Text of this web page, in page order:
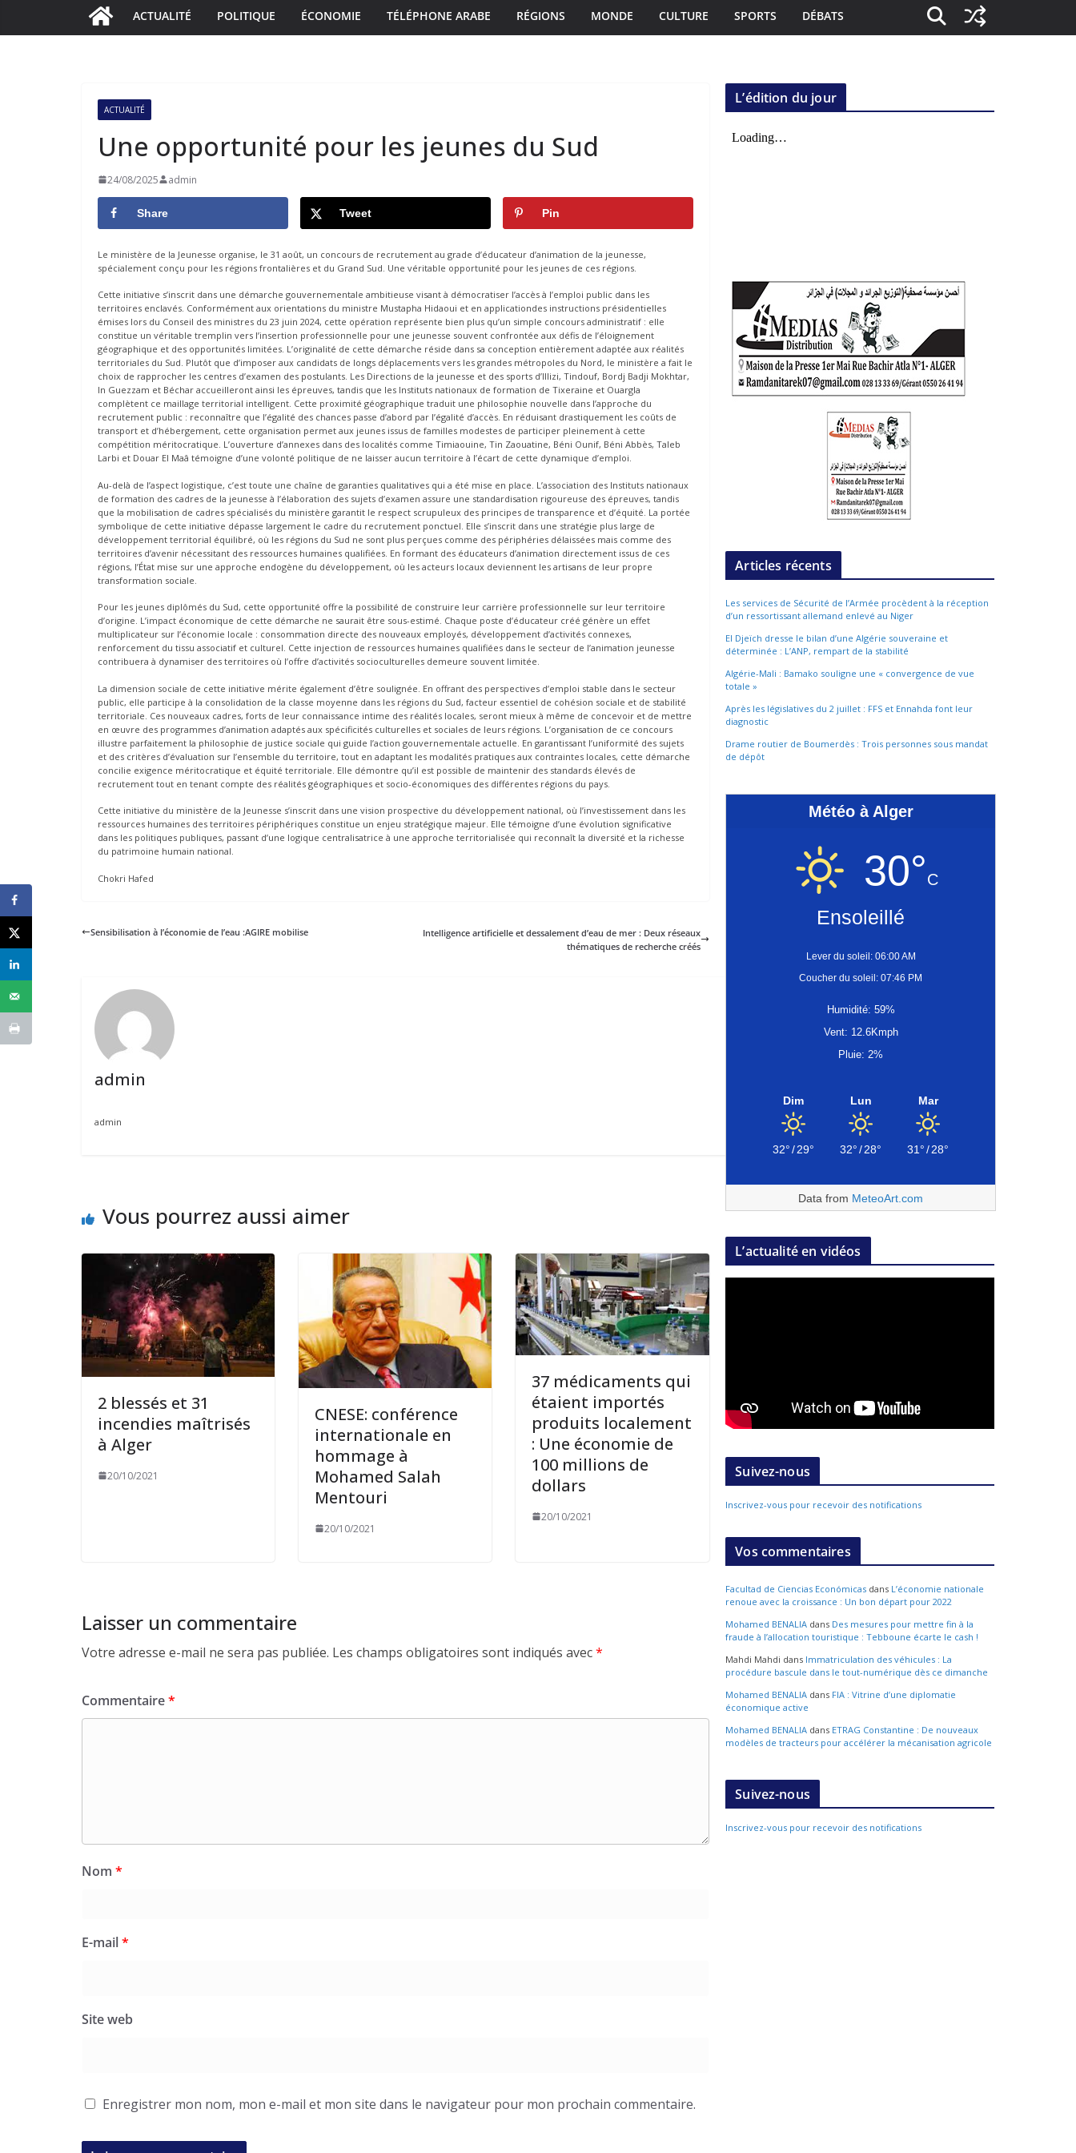
ACTUALITÉ POLITIQUE ÉCONOMIE TÉLÉPHONE ARABE RÉGIONS MONDE CULTURE SPORTS DÉBATS
ACTUALITÉ
Une opportunité pour les jeunes du Sud
24/08/2025 admin
Share Tweet Pin
Le ministère de la Jeunesse organise, le 31 août, un concours de recrutement au grade d’éducateur d’animation de la jeunesse,
spécialement conçu pour les régions frontalières et du Grand Sud. Une véritable opportunité pour les jeunes de ces régions.
Cette initiative s’inscrit dans une démarche gouvernementale ambitieuse visant à démocratiser l’accès à l’emploi public dans les
territoires enclavés. Conformément aux orientations du ministre Mustapha Hidaoui et en applicationdes instructions présidentielles
émises lors du Conseil des ministres du 23 juin 2024, cette opération représente bien plus qu’un simple concours administratif : elle
constitue un véritable tremplin vers l’insertion professionnelle pour une jeunesse souvent confrontée aux défis de l’éloignement
géographique et des opportunités limitées. L’originalité de cette démarche réside dans sa conception entièrement adaptée aux réalités
territoriales du Sud. Plutôt que d’imposer aux candidats de longs déplacements vers les grandes métropoles du Nord, le ministère a fait le
choix de rapprocher les centres d’examen des postulants. Les Directions de la jeunesse et des sports d’Illizi, Tindouf, Bordj Badji Mokhtar,
In Guezzam et Béchar accueilleront ainsi les épreuves, tandis que les Instituts nationaux de formation de Tixeraine et Ouargla
complètent ce maillage territorial intelligent. Cette proximité géographique traduit une philosophie nouvelle dans l’approche du
recrutement public : reconnaître que l’égalité des chances passe d’abord par l’égalité d’accès. En réduisant drastiquement les coûts de
transport et d’hébergement, cette organisation permet aux jeunes issus de familles modestes de participer pleinement à cette
compétition méritocratique. L’ouverture d’annexes dans des localités comme Timiaouine, Tin Zaouatine, Béni Ounif, Béni Abbès, Taleb
Larbi et Douar El Maâ témoigne d’une volonté politique de ne laisser aucun territoire à l’écart de cette dynamique d’emploi.
Au-delà de l’aspect logistique, c’est toute une chaîne de garanties qualitatives qui a été mise en place. L’association des Instituts nationaux
de formation des cadres de la jeunesse à l’élaboration des sujets d’examen assure une standardisation rigoureuse des épreuves, tandis
que la mobilisation de cadres spécialisés du ministère garantit le respect scrupuleux des principes de transparence et d’équité. La portée
symbolique de cette initiative dépasse largement le cadre du recrutement ponctuel. Elle s’inscrit dans une stratégie plus large de
développement territorial équilibré, où les régions du Sud ne sont plus perçues comme des périphéries délaissées mais comme des
territoires d’avenir nécessitant des ressources humaines qualifiées. En formant des éducateurs d’animation directement issus de ces
régions, l’État mise sur une approche endogène du développement, où les acteurs locaux deviennent les artisans de leur propre
transformation sociale.
Pour les jeunes diplômés du Sud, cette opportunité offre la possibilité de construire leur carrière professionnelle sur leur territoire
d’origine. L’impact économique de cette démarche ne saurait être sous-estimé. Chaque poste d’éducateur créé génère un effet
multiplicateur sur l’économie locale : consommation directe des nouveaux employés, développement d’activités connexes,
renforcement du tissu associatif et culturel. Cette injection de ressources humaines qualifiées dans le secteur de l’animation jeunesse
contribuera à dynamiser des territoires où l’offre d’activités socioculturelles demeure souvent limitée.
La dimension sociale de cette initiative mérite également d’être soulignée. En offrant des perspectives d’emploi stable dans le secteur
public, elle participe à la consolidation de la classe moyenne dans les régions du Sud, facteur essentiel de cohésion sociale et de stabilité
territoriale. Ces nouveaux cadres, forts de leur connaissance intime des réalités locales, seront mieux à même de concevoir et de mettre
en œuvre des programmes d’animation adaptés aux spécificités culturelles et sociales de leurs régions. L’organisation de ce concours
illustre parfaitement la philosophie de justice sociale qui guide l’action gouvernementale actuelle. En garantissant l’uniformité des sujets
et des critères d’évaluation sur l’ensemble du territoire, tout en adaptant les modalités pratiques aux contraintes locales, cette démarche
concilie exigence méritocratique et équité territoriale. Elle démontre qu’il est possible de maintenir des standards élevés de
recrutement tout en tenant compte des réalités géographiques et socio-économiques des différentes régions du pays.
Cette initiative du ministère de la Jeunesse s’inscrit dans une vision prospective du développement national, où l’investissement dans les
ressources humaines des territoires périphériques constitue un enjeu stratégique majeur. Elle témoigne d’une évolution significative
dans les politiques publiques, passant d’une logique centralisatrice à une approche territorialisée qui reconnaît la diversité et la richesse
du patrimoine humain national.
Chokri Hafed
Sensibilisation à l’économie de l’eau :AGIRE mobilise
Intelligence artificielle et dessalement d’eau de mer : Deux réseaux
thématiques de recherche créés
admin
admin
Vous pourrez aussi aimer
2 blessés et 31
incendies maîtrisés
à Alger
20/10/2021
CNESE: conférence
internationale en
hommage à
Mohamed Salah
Mentouri
20/10/2021
37 médicaments qui
étaient importés
produits localement
: Une économie de
100 millions de
dollars
20/10/2021
Laisser un commentaire
Votre adresse e-mail ne sera pas publiée. Les champs obligatoires sont indiqués avec*
Commentaire*
Nom *
E-mail*
Site web
Enregistrer mon nom, mon e-mail et mon site dans le navigateur pour mon prochain commentaire.
L’édition du jour
Articles récents
Les services de Sécurité de l’Armée procèdent à la réception
d’un ressortissant allemand enlevé au Niger
El Djeïch dresse le bilan d’une Algérie souveraine et
déterminée : L’ANP, rempart de la stabilité
Algérie-Mali : Bamako souligne une « convergence de vue
totale »
Après les législatives du 2 juillet : FFS et Ennahda font leur
diagnostic
Drame routier de Boumerdès : Trois personnes sous mandat
de dépôt
Météo à Alger
30°C
Ensoleillé
Lever du soleil: 06:00 AM
Coucher du soleil: 07:46 PM
Humidité: 59%
Vent: 12.6Kmph
Pluie: 2%
Dim
32°/29°
Lun
32°/28°
Mar
31°/28°
Data from MeteoArt.com
L’actualité en vidéos
Suivez-nous
Inscrivez-vous pour recevoir des notifications
Vos commentaires
Facultad de Ciencias Económicas dans L’économie nationale
renoue avec la croissance : Un bon départ pour 2022
Mohamed BENALIA dans Des mesures pour mettre fin à la
fraude à l’allocation touristique : Tebboune écarte le cash !
Mahdi Mahdi dans Immatriculation des véhicules : La
procédure bascule dans le tout-numérique dès ce dimanche
Mohamed BENALIA dans FIA : Vitrine d’une diplomatie
économique active
Mohamed BENALIA dans ETRAG Constantine : De nouveaux
modèles de tracteurs pour accélérer la mécanisation agricole
Suivez-nous
Inscrivez-vous pour recevoir des notifications